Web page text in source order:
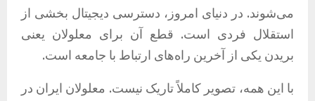
می‌شوند. در دنیای امروز، دسترسی دیجیتال بخشی از
استقلال فردی است. قطع آن برای معلولان یعنی
بریدن یکی از آخرین راه‌های ارتباط با جامعه است.
با این همه، تصویر کاملاً تاریک نیست. معلولان ایران در